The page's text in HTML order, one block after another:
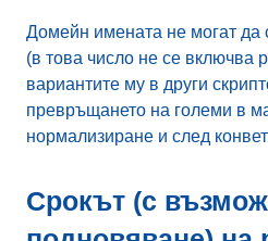
Домейн имената не могат да
(в това число не се включва
вариантите му в други
превръщането на големи в
нормализиране и след
Срокът (с